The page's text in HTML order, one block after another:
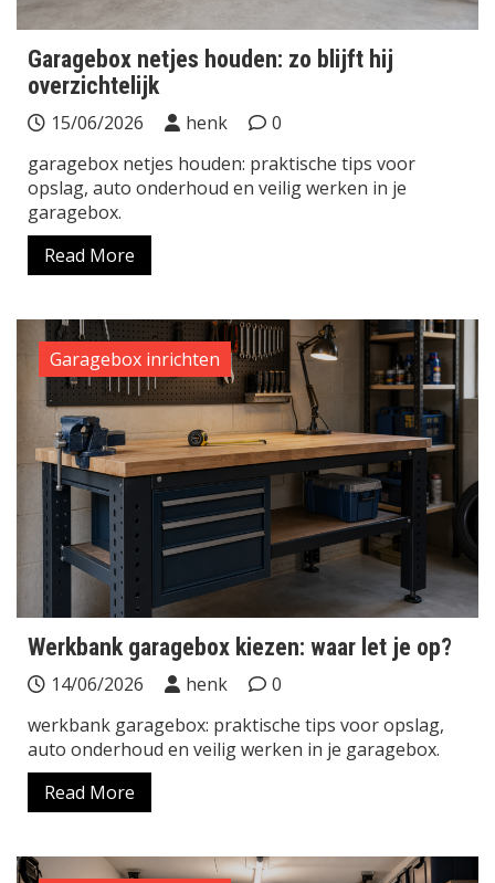
Garagebox netjes houden: zo blijft hij
overzichtelijk
15/06/2026 henk
0
garagebox netjes houden: praktische tips voor
opslag, auto onderhoud en veilig werken in je
garagebox.
Read More
Garagebox inrichten
Werkbank garagebox kiezen: waar let je op?
14/06/2026 henk
0
werkbank garagebox: praktische tips voor opslag,
auto onderhoud en veilig werken in je garagebox.
Read More